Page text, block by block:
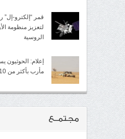
لتعزيز منظومة
الروسية
إعلام:
مأرب بأكثر من 10 صواريخ
مجتمــع